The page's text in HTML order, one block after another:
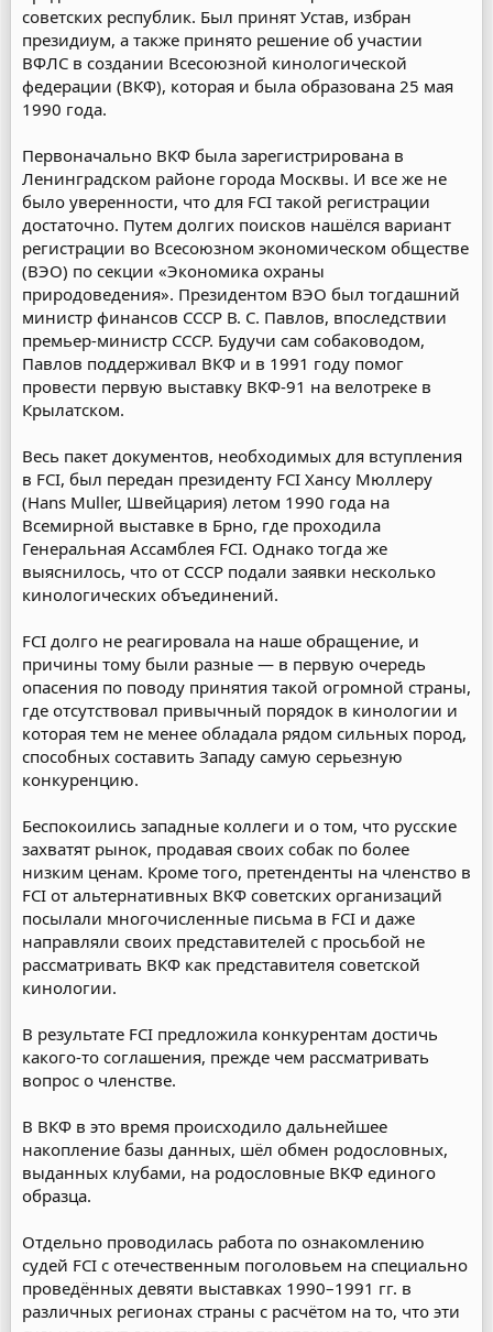
советских республик. Был принят Устав, избран
президиум, а также принято решение об участии
ВФЛС в создании Всесоюзной кинологической
федерации (ВКФ), которая и была образована 25 мая
1990 года.
Первоначально ВКФ была зарегистрирована в
Ленинградском районе города Москвы. И все же не
было уверенности, что для FCI такой регистрации
достаточно. Путем долгих поисков нашёлся вариант
регистрации во Всесоюзном экономическом обществе
(ВЭО) по секции «Экономика охраны
природоведения». Президентом ВЭО был тогдашний
министр финансов СССР В. С. Павлов, впоследствии
премьер-министр СССР. Будучи сам собаководом,
Павлов поддерживал ВКФ и в 1991 году помог
провести первую выставку ВКФ-91 на велотреке в
Крылатском.
Весь пакет документов, необходимых для вступления
в FCI, был передан президенту FCI Хансу Мюллеру
(Hans Muller, Швейцария) летом 1990 года на
Всемирной выставке в Брно, где проходила
Генеральная Ассамблея FCI. Однако тогда же
выяснилось, что от СССР подали заявки несколько
кинологических объединений.
FCI долго не реагировала на наше обращение, и
причины тому были разные — в первую очередь
опасения по поводу принятия такой огромной страны,
где отсутствовал привычный порядок в кинологии и
которая тем не менее обладала рядом сильных пород,
способных составить Западу самую серьезную
конкуренцию.
Беспокоились западные коллеги и о том, что русские
захватят рынок, продавая своих собак по более
низким ценам. Кроме того, претенденты на членство в
FCI от альтернативных ВКФ советских организаций
посылали многочисленные письма в FCI и даже
направляли своих представителей с просьбой не
рассматривать ВКФ как представителя советской
кинологии.
В результате FCI предложила конкурентам достичь
какого-то соглашения, прежде чем рассматривать
вопрос о членстве.
В ВКФ в это время происходило дальнейшее
накопление базы данных, шёл обмен родословных,
выданных клубами, на родословные ВКФ единого
образца.
Отдельно проводилась работа по ознакомлению
судей FCI с отечественным поголовьем на специально
проведённых девяти выставках 1990–1991 гг. в
различных регионах страны с расчётом на то, что эти